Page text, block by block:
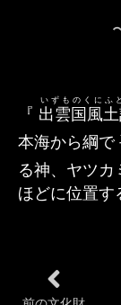
『 出雲国風
いずものくにふ
本海から綱で
る神、ヤツカ
ほどに位置す